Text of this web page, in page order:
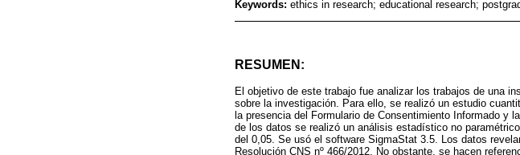
Keywords: ethics in research; educational research;
RESUMEN:
El objetivo de este trabajo fue analizar los trabajos de una
sobre la investigación. Para ello, se realizó un estudio
la presencia del Formulario de Consentimiento Informado y
de los datos se realizó un análisis estadístico no
del 0,05. Se usó el software SigmaStat 3.5. Los datos
Resolución CNS nº 466/2012. No obstante, se hacen